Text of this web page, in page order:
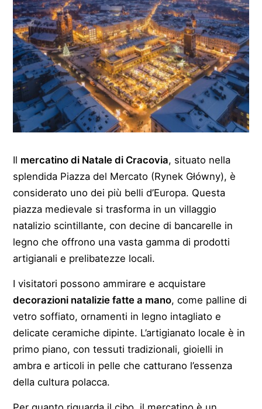
Il mercatino di Natale di Cracovia, situato nella
splendida Piazza del Mercato (Rynek Główny), è
considerato uno dei più belli d’Europa. Questa
piazza medievale si trasforma in un villaggio
natalizio scintillante, con decine di bancarelle in
legno che offrono una vasta gamma di prodotti
artigianali e prelibatezze locali.
I visitatori possono ammirare e acquistare
decorazioni natalizie fatte a mano, come palline di
vetro soffiato, ornamenti in legno intagliato e
delicate ceramiche dipinte. L’artigianato locale è in
primo piano, con tessuti tradizionali, gioielli in
ambra e articoli in pelle che catturano l’essenza
della cultura polacca.